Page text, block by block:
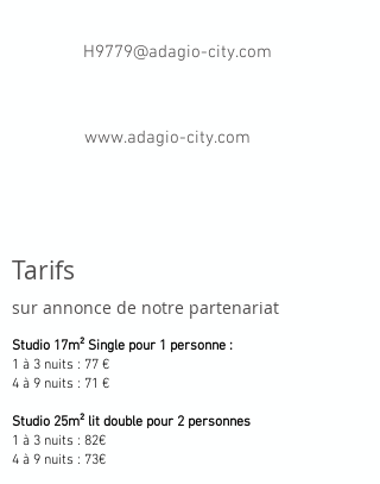
H9779@adagio-city.com
www.adagio-city.com
Tarifs
sur annonce de notre partenariat
Studio 17m² Single pour 1 personne :
1 à 3 nuits : 77 €
4 à 9 nuits : 71 €
Studio 25m² lit double pour 2 personnes
1 à 3 nuits : 82€
4 à 9 nuits : 73€